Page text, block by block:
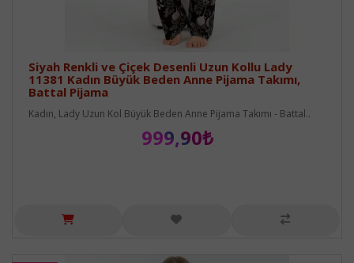
Siyah Renkli ve Çiçek Desenli Uzun Kollu Lady
11381 Kadın Büyük Beden Anne Pijama Takımı,
Battal Pijama
Kadın, Lady Uzun Kol Büyük Beden Anne Pijama Takımı - Battal..
999,90₺